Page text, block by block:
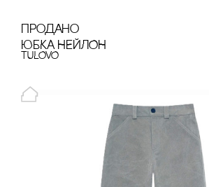
продано
ЮБКА НЕЙЛОН
TULOVO